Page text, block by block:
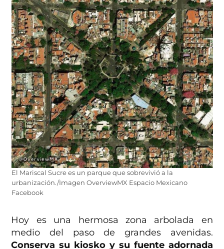
El Mariscal Sucre es un parque que sobrevivió a la
urbanización./Imagen OverviewMX Espacio Mexicano
Facebook
Hoy es una hermosa zona arbolada en
medio del paso de grandes avenidas.
Conserva su kiosko y su fuente adornada